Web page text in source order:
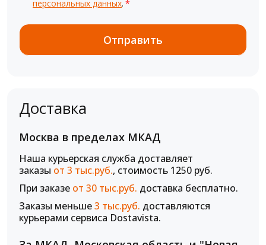
персональных данных. *
Доставка
Москва в пределах МКАД
Наша курьерская служба доставляет
заказы от 3 тыс.руб., стоимость 1250 руб.
При заказе от 30 тыс.руб. доставка бесплатно.
Заказы меньше3 тыс.руб. доставляются
курьерами сервиса Dostavista.